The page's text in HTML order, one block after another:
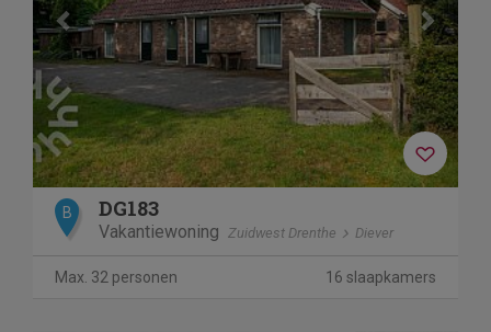
B DG183
Vakantiewoning Zuidwest Drenthe Diever
Max. 32 personen 16 slaapkamers